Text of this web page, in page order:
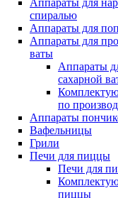
Аппараты для
спиралью
Аппараты для
Аппараты для
ваты
Аппараты
сахарной
по
Аппараты
Вафельницы
Грили
Печи для пиццы
Печи для
пиццы